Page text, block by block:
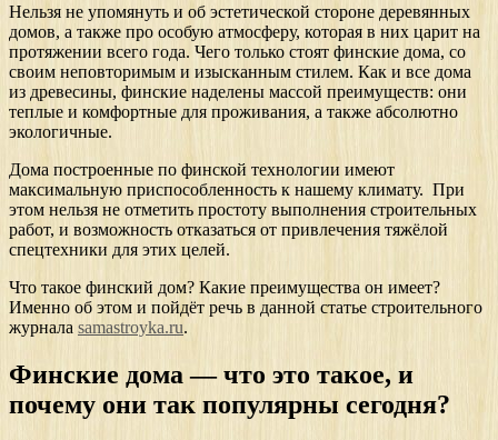
Нельзя не упомянуть и об эстетической стороне деревянных
домов, а также про особую атмосферу, которая в них царит на
протяжении всего года. Чего только стоят финские дома, со
своим неповторимым и изысканным стилем. Как и все дома
из древесины, финские наделены массой преимуществ: они
теплые и комфортные для проживания, а также абсолютно
экологичные.
Дома построенные по финской технологии имеют
максимальную приспособленность к нашему климату. При
этом нельзя не отметить простоту выполнения строительных
работ, и возможность отказаться от привлечения тяжёлой
спецтехники для этих целей.
Что такое финский дом? Какие преимущества он имеет?
Именно об этом и пойдёт речь в данной статье строительного
журнала samastroyka.ru.
Финские дома — что это такое, и
почему они так популярны сегодня?